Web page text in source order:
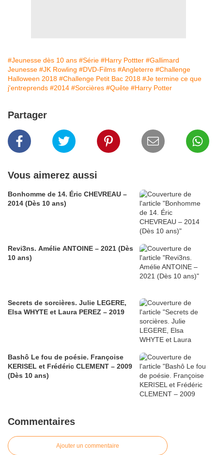
#Jeunesse dès 10 ans #Série #Harry Pottter #Gallimard
Jeunesse #JK Rowling #DVD-Films #Angleterre #Challenge
Halloween 2018 #Challenge Petit Bac 2018 #Je termine ce que
j'entreprends #2014 #Sorcières #Quête #Harry Potter
Partager
Vous aimerez aussi
Bonhomme de 14. Éric CHEVREAU –
2014 (Dès 10 ans)
Revi3ns. Amélie ANTOINE – 2021 (Dès
10 ans)
Secrets de sorcières. Julie LEGERE,
Elsa WHYTE et Laura PEREZ – 2019
Bashô Le fou de poésie. Françoise
KERISEL et Frédéric CLEMENT – 2009
(Dès 10 ans)
Commentaires
Ajouter un commentaire